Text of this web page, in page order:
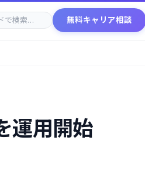
無料キャリア相談
運用開始